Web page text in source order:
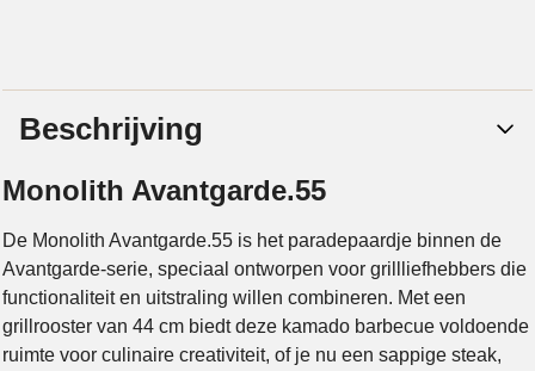
Beschrijving
Monolith Avantgarde.55
De Monolith Avantgarde.55 is het paradepaardje binnen de
Avantgarde-serie, speciaal ontworpen voor grillliefhebbers die
functionaliteit en uitstraling willen combineren. Met een
grillrooster van 44 cm biedt deze kamado barbecue voldoende
ruimte voor culinaire creativiteit, of je nu een sappige steak,